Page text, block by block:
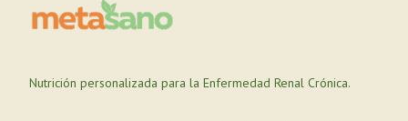
Nutrición personalizada para la Enfermedad Renal Crónica.